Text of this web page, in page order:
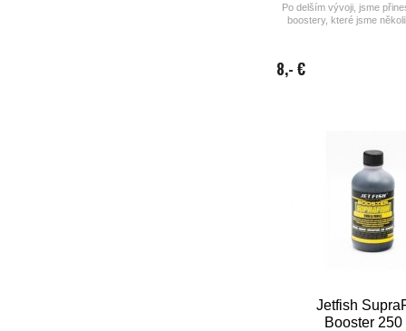
Po delším vývoji, jsme
boostery, které jsme
8,- €
Jetfish
Booster 250